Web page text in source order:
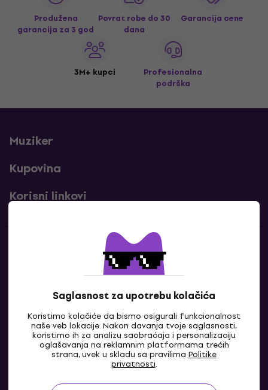
Saglasnost za upotrebu kolačića
Koristimo kolačiće da bismo osigurali funkcionalnost
naše veb lokacije. Nakon davanja tvoje saglasnosti,
koristimo ih za analizu saobraćaja i personalizaciju
oglašavanja na reklamnim platformama trećih
strana, uvek u skladu sa pravilima Politike
privatnosti.
Produžena
garancija za 3 god
Povrat robe do 30
dana
Garancija cene
3M+ kupci
Profesionalna
podrška
Muziker
Kupovina
Korisni linkovi
Kontakti
Kontaktiraj nas